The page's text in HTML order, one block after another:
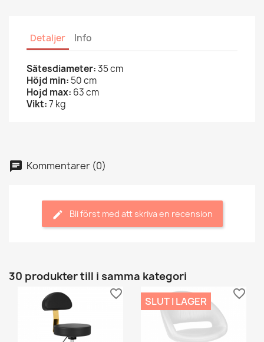
Detaljer Info
Sätesdiameter:35 cm
Höjd min: 50 cm
Hojd max: 63 cm
Vikt:7 kg
Kommentarer (0)
Bli först med att skriva en recension
30 produkter till i samma kategori
favorite_border
SLUT I LAGER
favorite_border